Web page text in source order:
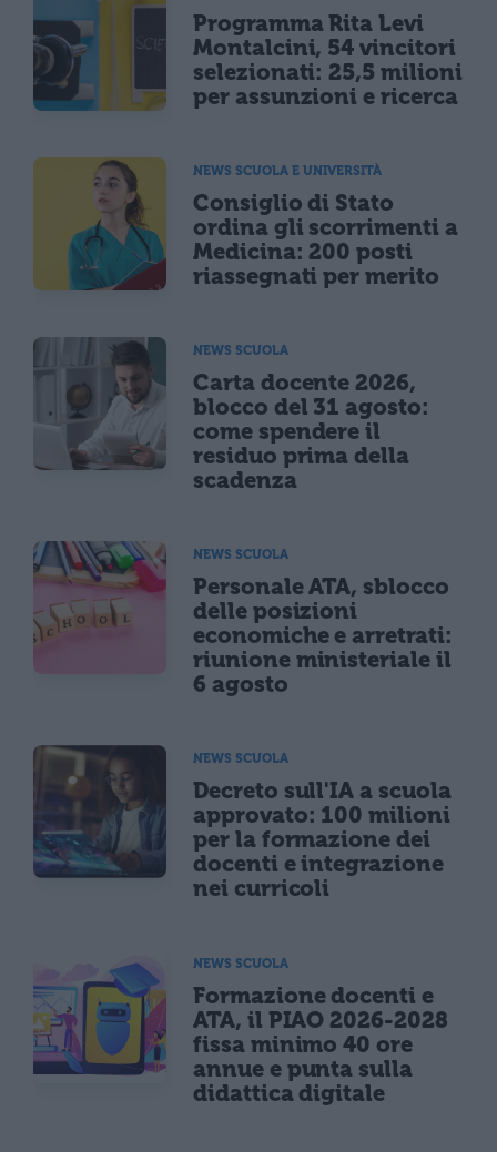
Programma Rita Levi
Montalcini, 54 vincitori
selezionati: 25,5 milioni
per assunzioni e ricerca
NEWS SCUOLA E UNIVERSITÀ
Consiglio di Stato
ordina gli scorrimenti a
Medicina: 200 posti
riassegnati per merito
NEWS SCUOLA
Carta docente 2026,
blocco del 31 agosto:
come spendere il
residuo prima della
scadenza
NEWS SCUOLA
Personale ATA, sblocco
delle posizioni
economiche e arretrati:
riunione ministeriale il
6 agosto
NEWS SCUOLA
Decreto sull'IA a scuola
approvato: 100 milioni
per la formazione dei
docenti e integrazione
nei curricoli
NEWS SCUOLA
Formazione docenti e
ATA, il PIAO 2026-2028
fissa minimo 40 ore
annue e punta sulla
didattica digitale